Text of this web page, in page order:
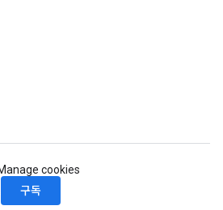
cookies
구독